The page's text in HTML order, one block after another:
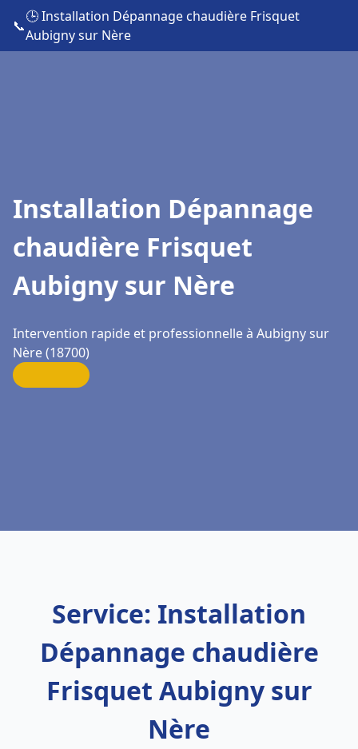
📞
🕒 Installation Dépannage chaudière Frisquet
Aubigny sur Nère
Installation Dépannage
chaudière Frisquet
Aubigny sur Nère
Intervention rapide et professionnelle à Aubigny sur
Nère (18700)
Service: Installation
Dépannage chaudière
Frisquet Aubigny sur
Nère